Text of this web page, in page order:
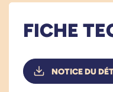
moindre coût ! Le
lavage
douchette
Un levier de
différentes
FICHE
NOTICE DU